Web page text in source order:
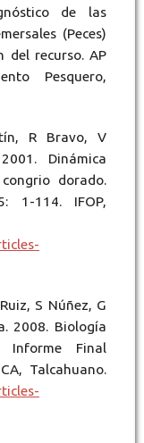
de las
(Peces)
del recurso. AP
Pesquero,
R Bravo, V
Dinámica
dorado.
1-114. IFOP,
S Núñez, G
2008. Biología
Informe Final
Talcahuano.